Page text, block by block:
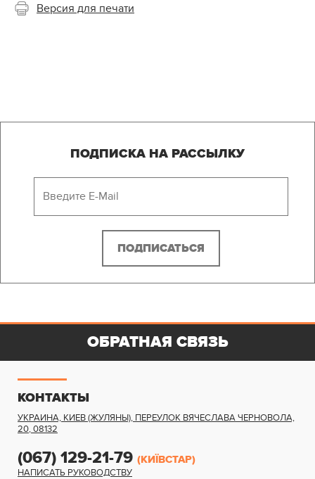
Версия для печати
ПОДПИСКА НА РАССЫЛКУ
КОНТАКТЫ
УКРАИНА, КИЕВ (ЖУЛЯНЫ), ПЕРЕУЛОК ВЯЧЕСЛАВА ЧЕРНОВОЛА,
20,08132
(067) 129-21-79 (КИЇВСТАР)
НАПИСАТЬ РУКОВОДСТВУ
ОБРАТНАЯ СВЯЗЬ